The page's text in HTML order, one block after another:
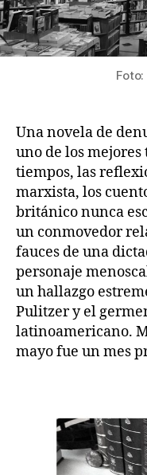
Una novela de
uno de los
tiempos, las
marxista, los
británico nunca
un conmovedor
fauces de una
personaje
un hallazgo
Pulitzer y el
latinoamericano.
mayo fue un mes